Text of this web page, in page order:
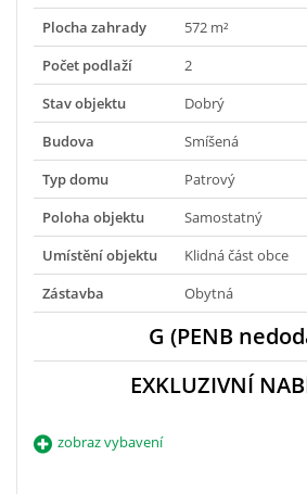
Plocha zahrady
572 m²
Počet podlaží
2
Stav objektu
Dobrý
Budova
Smíšená
Typ domu
Patrový
Poloha objektu
Samostatný
Umístění objektu
Klidná část obce
Zástavba
Obytná
G (PENB
EXKLUZIVNÍ
zobraz vybavení